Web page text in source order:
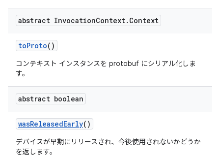
abstract InvocationContext. Context
toProto()
コンテキスト インスタンスを protobuf にシリアル化しま
す。
abstract boolean
wasReleasedEarly()
デバイスが早期にリリースされ、今後使用されないかどうか
を返します。